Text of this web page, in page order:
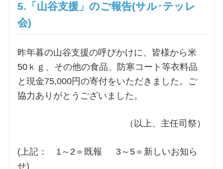
5.「山谷支援」のご報告(サル･テッレ
会)
昨年暮の山谷支援の呼びかけに、皆様から米
50ｋｇ、その他の食品、防寒コート等衣料品
と現金75,000円の寄付をいただきました。ご
協力ありがとうございました。
（以上、主任司祭）
(上記： 1～2＝既報 3～5＝新しいお知ら
せ)